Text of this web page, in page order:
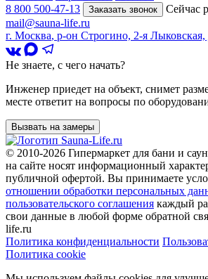
8 800 500-47-13
Заказать звонок
Сейчас
mail@sauna-life.ru
г. Москва, р-он Строгино, 2-я Лыковская,
Не знаете, с чего начать?
Инженер приедет на объект, снимет
месте ответит на вопросы по
Вызвать на замеры
© 2010-2026 Гипермаркет для бани и
на сайте носят информационный
публичной офертой. Вы принимаете
отношении обработки персональных
пользовательского соглашения каждый
свои данные в любой форме обратной
life.ru
Политика конфиденциальности
Политика cookie